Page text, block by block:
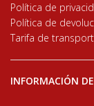
Política de
Política de
Tarifa de
INFORMACIÓN